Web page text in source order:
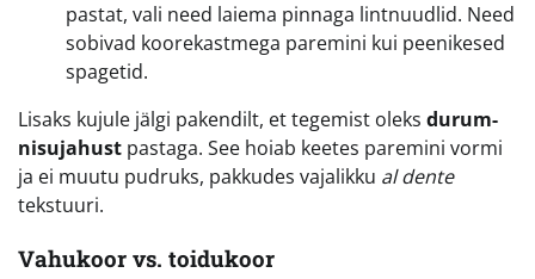
pastat, vali need laiema pinnaga lintnuudlid. Need
sobivad koorekastmega paremini kui peenikesed
spagetid.
Lisaks kujule jälgi pakendilt, et tegemist oleks durum-
nisujahust pastaga. See hoiab keetes paremini vormi
ja ei muutu pudruks, pakkudes vajalikku al dente
tekstuuri.
Vahukoor vs. toidukoor